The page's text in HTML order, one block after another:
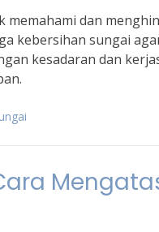
dan
kebersihan sungai
kesadaran dan